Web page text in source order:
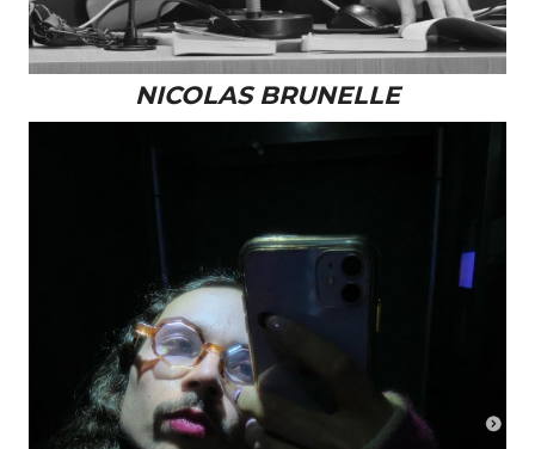
NICOLAS BRUNELLE